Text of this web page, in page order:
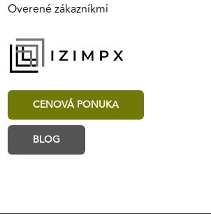
Overené zákazníkmi
CENOVÁ PONUKA
BLOG